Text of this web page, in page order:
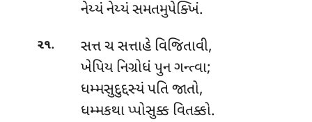
નેય્યં નેય્યં સમતમુપેક્ખિં.
૨૧.
સત્ત ચ સત્તાહે વિજિતાવી,
ખેપિય નિગ્રોધં પુન ગન્ત્વા;
ધમ્મસુદુદ્દસ્યં પતિ જાતો,
ધમ્મકથા પ્પોસુક્ક વિતક્કો.